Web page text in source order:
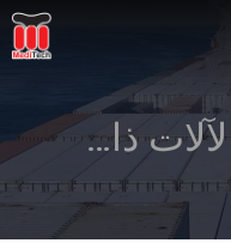
بطاقة تنظيف الآلات ذات القيمة المضافة